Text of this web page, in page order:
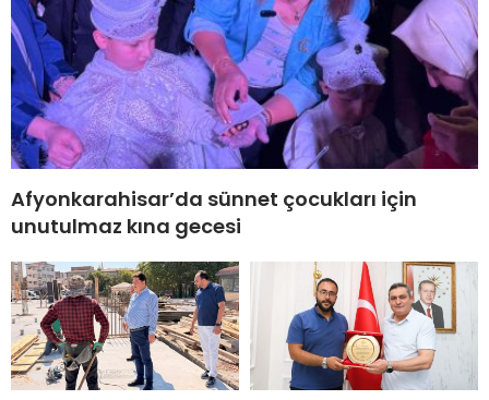
Afyonkarahisar’da sünnet çocukları için
unutulmaz kına gecesi